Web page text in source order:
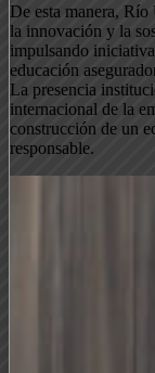
De esta manera,
la innovación y la
impulsando
educación
La presencia
internacional de la
construcción de un
responsable.